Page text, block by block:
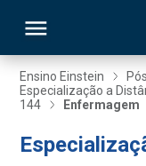
Ensino Einstein
Especialização a
144
Enfermagem